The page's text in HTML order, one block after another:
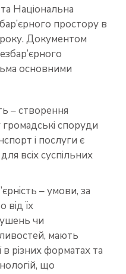
Національна
простору в
року. Документом
основними
– створення
споруди
і послуги є
всіх суспільних
– умови, за
від їх
чи
мають
різних форматах та
що